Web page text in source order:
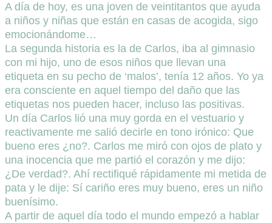
A día de hoy, es una joven de veintitantos que ayuda
a niños y niñas que están en casas de acogida, sigo
emocionándome…
La segunda historia es la de Carlos, iba al gimnasio
con mi hijo, uno de esos niños que llevan una
etiqueta en su pecho de ‘malos’, tenía 12 años. Yo ya
era consciente en aquel tiempo del daño que las
etiquetas nos pueden hacer, incluso las positivas.
Un día Carlos lió una muy gorda en el vestuario y
reactivamente me salió decirle en tono irónico: Que
bueno eres ¿no?. Carlos me miró con ojos de plato y
una inocencia que me partió el corazón y me dijo:
¿De verdad?. Ahí rectifiqué rápidamente mi metida de
pata y le dije: Sí cariño eres muy bueno, eres un niño
buenísimo.
A partir de aquel día todo el mundo empezó a hablar